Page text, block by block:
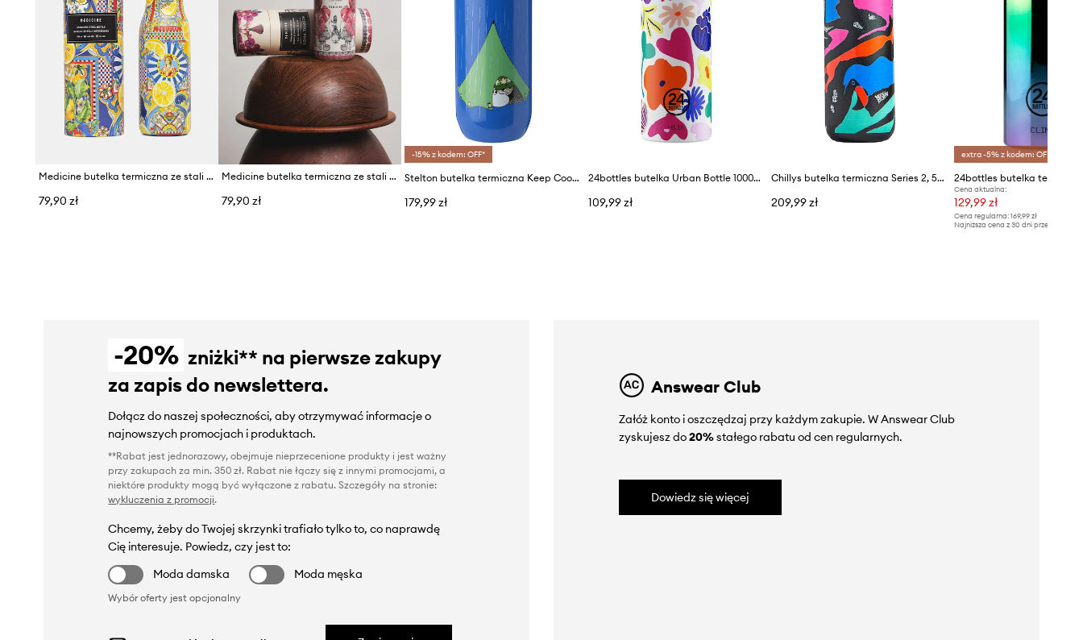
Medicine butelka termiczna ze stali nierdzewnej
79,90 zł
Medicine butelka termiczna ze stali nierdzewnej
79,90 zł
-15% z kodem: OFF*
Stelton butelka termiczna Keep Cool x Muminki
179,99 zł
24bottles butelka Urban Bottle 1000ml Acqua Fiorita
109,99 zł
Chillys butelka termiczna Series 2, 500 ml
209,99 zł
extra -5% z kodem: OFF*
Cena aktualna:
129,99 zł
Cena regularna: 169,99 zł
Najniższa cena z 30 dni przed obniżką:
-20% zniżki** na pierwsze zakupy
za zapis do newslettera.
Dołącz do naszej społeczności, aby otrzymywać informacje o
najnowszych promocjach i produktach.
**Rabat jest jednorazowy, obejmuje nieprzecenione produkty i jest ważny
przy zakupach za min. 350 zł. Rabat nie łączy się z innymi promocjami, a
niektóre produkty mogą być wyłączone z rabatu. Szczegóły na stronie:
wykluczenia z promocji.
Chcemy, żeby do Twojej skrzynki trafiało tylko to, co naprawdę
Cię interesuje. Powiedz, czy jest to:
Moda damska
Moda męska
Wybór oferty jest opcjonalny
Answear Club
Załóż konto i oszczędzaj przy każdym zakupie. W Answear Club
zyskujesz do20%stałego rabatu od cen regularnych.
Dowiedz się więcej